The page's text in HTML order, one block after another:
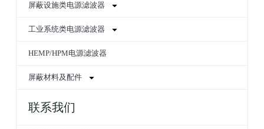
屏蔽设施类电源滤波器
工业系统类电源滤波器
HEMP/HPM电源滤波器
屏蔽材料及配件
联系我们